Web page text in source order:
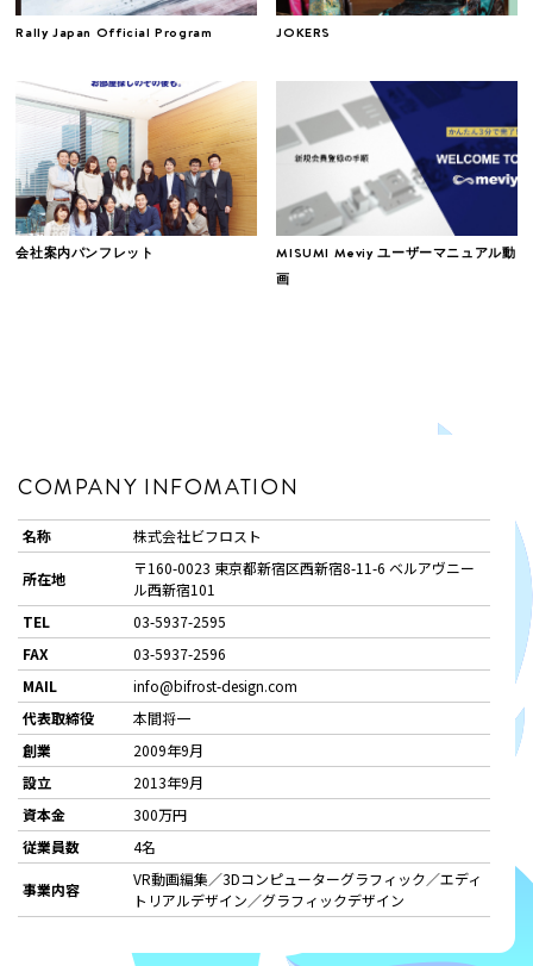
Rally Japan Official Program JOKERS
会社案内パンフレット
MISUMI Meviy ユーザーマニュアル動
画
COMPANY INFOMATION
名称 株式会社ビフロスト
所在地
〒160-0023 東京都新宿区西新宿8-11-6 ベルアヴニー
ル西新宿101
TEL
03-5937-2595
FAX
03-5937-2596
MAIL
info@bifrost-design.com
代表取締役
本間将一
創業
2009年9月
設立
2013年9月
資本金
300万円
従業員数
4名
事業内容
VR動画編集／3Dコンピューターグラフィック／エディ
トリアルデザイン／グラフィックデザイン